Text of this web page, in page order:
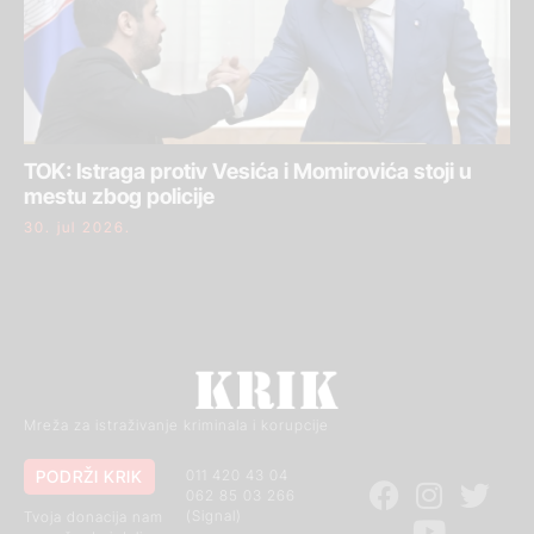
TOK: Istraga protiv Vesića i Momirovića stoji u
mestu zbog policije
30. jul 2026.
Mreža za istraživanje kriminala i korupcije
011 420 43 04
PODRŽI KRIK